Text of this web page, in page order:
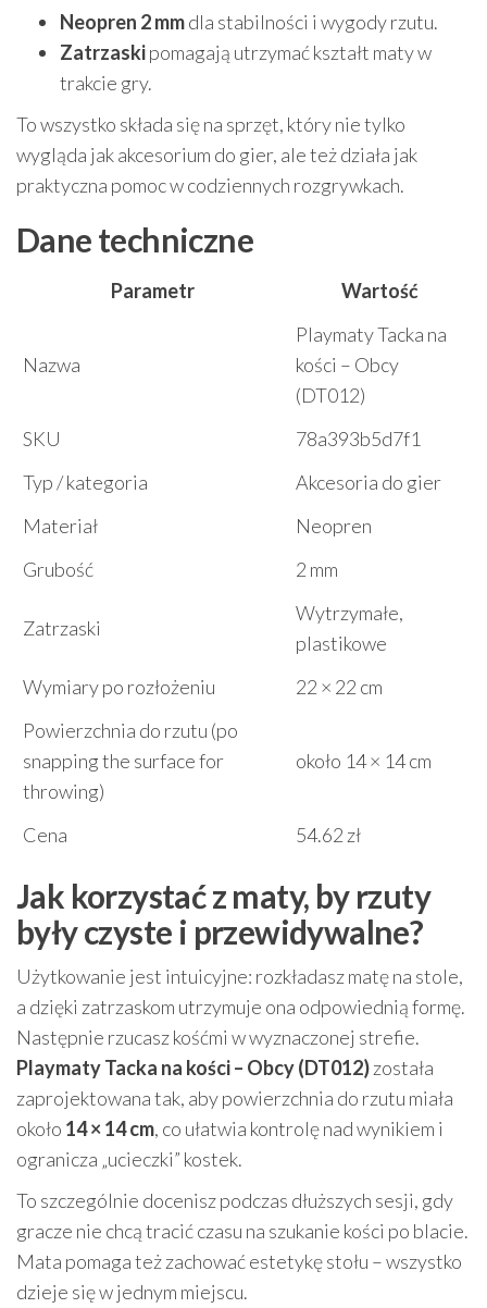
Neopren 2 mmdla stabilności i wygody rzutu.
Zatrzaskipomagają utrzymać kształt maty w
trakcie gry.
To wszystko składa się na sprzęt, który nie tylko
wygląda jak akcesorium do gier, ale też działa jak
praktyczna pomoc w codziennych rozgrywkach.
Dane techniczne
Parametr Wartość
Nazwa
Playmaty Tacka na
kości – Obcy
(DT012)
SKU
78a393b5d7f1
Typ / kategoria
Akcesoria do gier
Materiał
Neopren
Grubość
2 mm
Zatrzaski
Wytrzymałe,
plastikowe
Wymiary po rozłożeniu
22 × 22 cm
Powierzchnia do rzutu (po
snapping the surface for
throwing)
około 14 × 14 cm
Cena 54.62 zł
Jak korzystać z maty, by rzuty
były czyste i przewidywalne?
Użytkowanie jest intuicyjne: rozkładasz matę na stole,
a dzięki zatrzaskom utrzymuje ona odpowiednią formę.
Następnie rzucasz kośćmi w wyznaczonej strefie.
Playmaty Tacka na kości – Obcy (DT012)została
zaprojektowana tak, aby powierzchnia do rzutu miała
około 14 × 14 cm, co ułatwia kontrolę nad wynikiem i
ogranicza „ucieczki” kostek.
To szczególnie docenisz podczas dłuższych sesji, gdy
gracze nie chcą tracić czasu na szukanie kości po blacie.
Mata pomaga też zachować estetykę stołu – wszystko
dzieje się w jednym miejscu.